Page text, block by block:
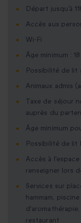
Départ jusqu’à
Accès aux
Wi-Fi
Âge minimum :
Possibilité de lit
Animaux admis
Taxe de séjour
auprès du
Âge minimum
Possibilité de lit
Accès à
renseigner lors
Services sur
hammam,
restaurant